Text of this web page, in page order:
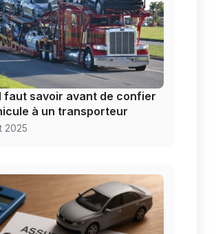
faut savoir avant de confier
à un transporteur
2025